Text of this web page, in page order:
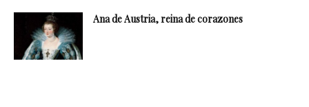
Ana de Austria, reina de corazones